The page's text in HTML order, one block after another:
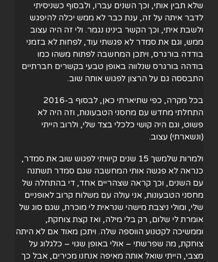
שלא תבין אותי, וכך השנים עברו, ולבסוף כשניסיתי
לדבר איתה על זה, ענת כבר לא ממש יכלה להיפגש
ולשבת איתי, וכך הקשר בינינו נגמר. ולי זה היה עצוב
ממש, וגם את סמדר לא פגשתי עוד, לפחות לא בזמני
בודדה בורגרס, ויתכן המחשבה לפתוח משהו כמו
בודהה בורגרס שנלווה באופן טבעי בקשרים חברתיים
התבססה גם על הרצון לפגוש אותה שוב.
בכל מקרה, כפי שתיארתי כאן, לבסוף ב-2016
התחלתי מחדש עם מחסני הטבעונות, וזה היה לא
פשוט, וגם היה קושי כלכלי בצד שלי, ולרוב הייתי
(ונשארתי) עצוב.
ולמרות שלמשך 15 שנים קיוויתי לפגוש שוב את סמדר,
כנראה לא פגשה אותי המחשבה שגם סמדר תשתנה
עם השנים, וכך קראה שצהריים אחד, די בהתחלה של
מחסני הטבעונות, אני עולה עם משלוח קרוב לאופניים
שלי, ומולי ניצבת מישהי שנראית לי מוכרת, שגם סוג של
אומרת לי שלום, רק בלי מילה, ואז קצת צוחקת,
וממשיכה לקטנוע הווספה שלה. ויתכן מאוד אם לא היתה
צוחקת, מה שפרשתי – אולי באופן שגוי – כלגלוג על
מצבי, הייתי שואל אותה מאיפה אנחנו מכירים, אבל כך